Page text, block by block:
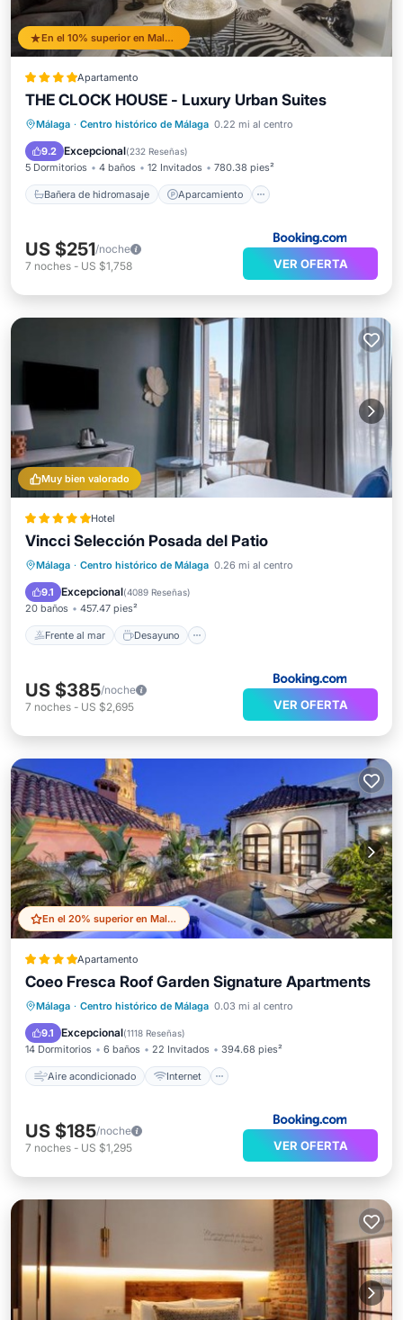
En el 10% superior en Malaga Historic Centre
Apartamento
THE CLOCK HOUSE - Luxury Urban Suites
Málaga · Centro histórico de Málaga 0.22 mi al centro
9.2 Excepcional(232 Reseñas)
5 Dormitorios 4 baños 12 Invitados 780.38 pies²
Bañera de hidromasaje Aparcamiento
Bañera de hidromasaje
Aparcamiento
Balcón/Terraza
US $251/noche
7 noches - US $1,758 VER OFERTA
Muy bien valorado
Hotel
Vincci Selección Posada del Patio
Málaga · Centro histórico de Málaga 0.26 mi al centro
9.1 Excepcional(4089 Reseñas)
20 baños 457.47 pies²
Frente al mar Desayuno
Frente al mar
Desayuno
Estación de carga para vehículos eléctricos
Aparcamiento
US $385/noche
7 noches - US $2,695 VER OFERTA
En el 20% superior en Malaga Historic Centre
Apartamento
Coeo Fresca Roof Garden Signature Apartments
Málaga · Centro histórico de Málaga 0.03 mi al centro
9.1 Excepcional(1118 Reseñas)
14 Dormitorios 6 baños 22 Invitados 394.68 pies²
Aire acondicionado Internet
Aire acondicionado
Internet
Apto para niños
US $185/noche
7 noches - US $1,295 VER OFERTA